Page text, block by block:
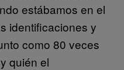
estábamos en el
identificaciones y
como 80 veces
quién el